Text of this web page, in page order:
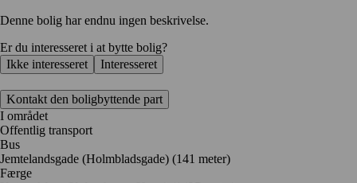
Denne bolig har endnu ingen beskrivelse.
Er du interesseret i at bytte bolig?
Ikke interesseret
Interesseret
Kontakt den boligbyttende part
I området
Offentlig transport
Bus
Jemtelandsgade (Holmbladsgade) (141 meter)
Færge